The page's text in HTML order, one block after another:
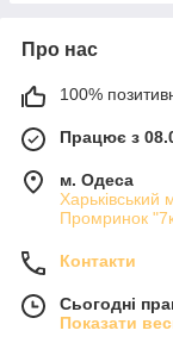
Про нас
100%
Працює з
м. Одеса
Промринок
Контакти
Сьогодні
Показати